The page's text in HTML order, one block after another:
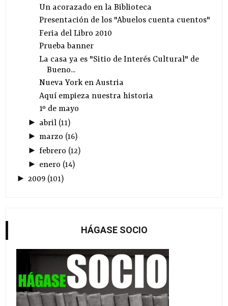
Un acorazado en la Biblioteca
Presentación de los "Abuelos cuenta cuentos"
Feria del Libro 2010
Prueba banner
La casa ya es "Sitio de Interés Cultural" de
Bueno...
Nueva York en Austria
Aquí empieza nuestra historia
1º de mayo
► abril(11)
► marzo (16)
► febrero (12)
► enero (14)
► 2009 (101)
HÁGASE SOCIO